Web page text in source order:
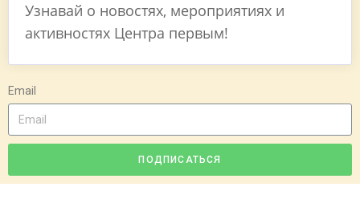
Узнавай о новостях, мероприятиях и
активностях Центра первым!
Email
ПОДПИСАТЬСЯ